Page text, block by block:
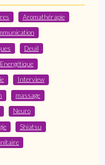
Aromathérapie
Deuil
Energétique
Interview
massage
Neuro
Shiatsu